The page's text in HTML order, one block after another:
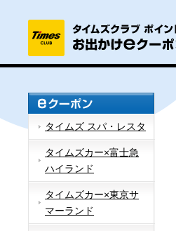
タイムズ スパ・レスタ
タイムズカー×富士急
ハイランド
タイムズカー×東京サ
マーランド